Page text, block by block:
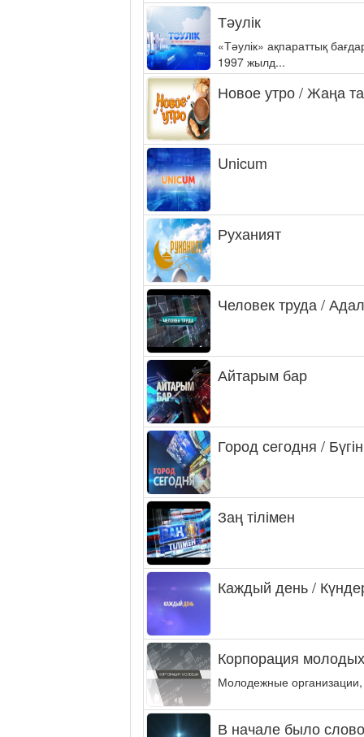
Тәулік
«Тәулік» ақпараттық
1997 жылд...
Новое утро / Жаңа
Unicum
Руханият
Человек труда /
Айтарым бар
Город сегодня /
Заң тілімен
Каждый день /
Корпорация
Молодежные
В начале было